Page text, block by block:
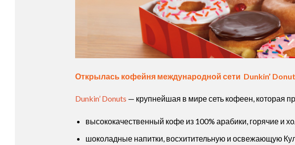
Открылась кофейня международной сети Dunkin’
Dunkin’ Donuts — крупнейшая в мире сеть кофеен, которая
высококачественный кофе из 100% арабики, горячие и
шоколадные напитки, восхитительную и освежающую